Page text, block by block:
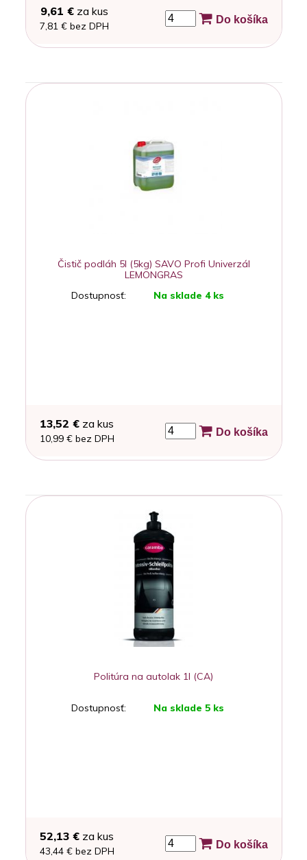
9,61 €za kus
7,81 € bez DPH
Do košíka
Čistič podláh 5l (5kg) SAVO Profi Univerzál
LEMONGRAS
Dostupnosť:
Na sklade 4 ks
13,52 € za kus
10,99 € bez DPH
Do košíka
Politúra na autolak 1l (CA)
Dostupnosť: Na sklade 5 ks
52,13 € za kus
43,44 € bez DPH
Do košíka